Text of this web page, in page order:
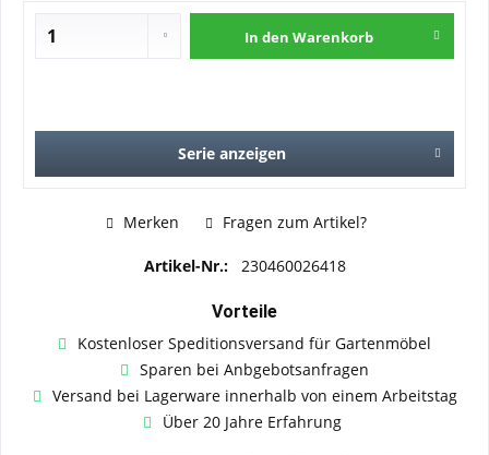
In den Warenkorb
Serie anzeigen
Merken Fragen zum Artikel?
Artikel-Nr.: 230460026418
Vorteile
Kostenloser Speditionsversand für Gartenmöbel
Sparen bei Anbgebotsanfragen
Versand bei Lagerware innerhalb von einem Arbeitstag
Über 20 Jahre Erfahrung